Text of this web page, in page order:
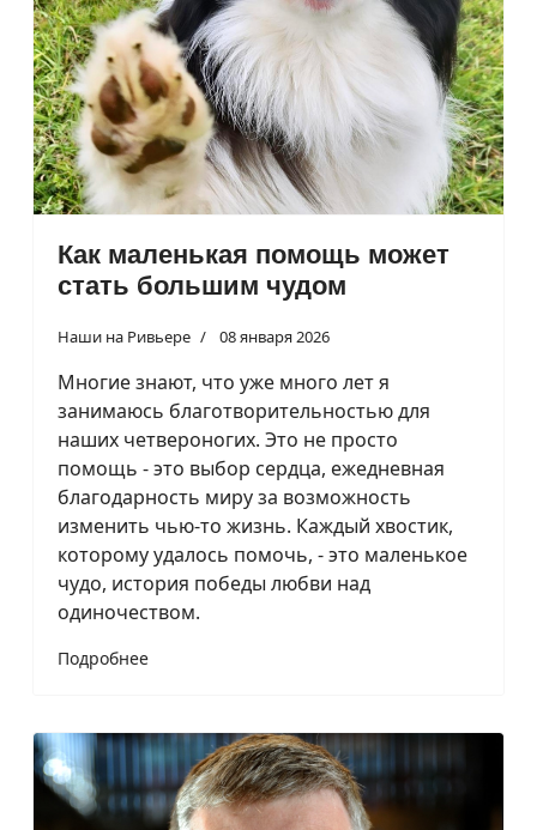
Как маленькая помощь может
стать большим чудом
Наши на Ривьере 08 января 2026
Многие знают, что уже много лет я
занимаюсь благотворительностью для
наших четвероногих. Это не просто
помощь - это выбор сердца, ежедневная
благодарность миру за возможность
изменить чью-то жизнь. Каждый хвостик,
которому удалось помочь, - это маленькое
чудо, история победы любви над
одиночеством.
Подробнее